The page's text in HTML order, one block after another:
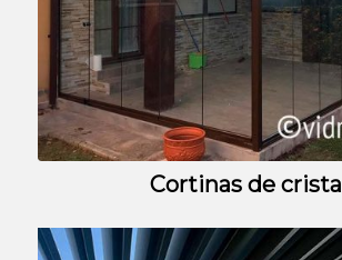
Cortinas de cristal